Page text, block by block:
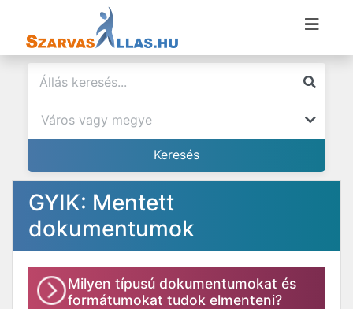
GYIK: Mentett
dokumentumok
Milyen típusú dokumentumokat és
formátumokat tudok elmenteni?